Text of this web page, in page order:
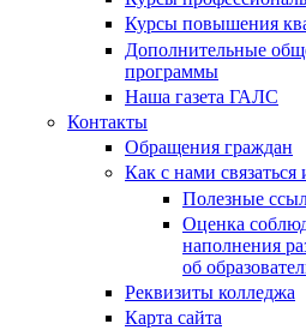
Курсы повышения
Дополнительные
программы
Наша газета ГАЛС
Контакты
Обращения граждан
Как с нами связаться
Полезные
Оценка
наполнения
об
Реквизиты колледжа
Карта сайта